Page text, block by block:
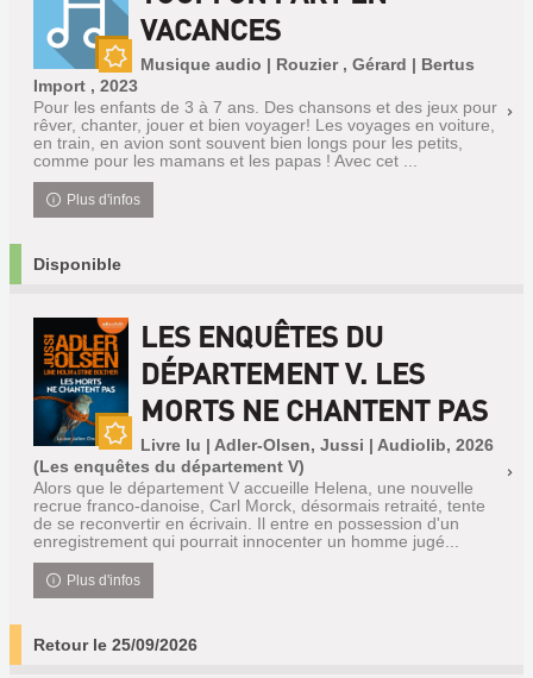
Nouveauté
VACANCES
Musique audio | Rouzier , Gérard | Bertus
Import , 2023
Pour les enfants de 3 à 7 ans. Des chansons et des jeux pour
rêver, chanter, jouer et bien voyager! Les voyages en voiture,
en train, en avion sont souvent bien longs pour les petits,
comme pour les mamans et les papas ! Avec cet ...
Plus d'infos
Disponible
Nouveauté
LES ENQUÊTES DU
DÉPARTEMENT V. LES
MORTS NE CHANTENT PAS
Livre lu | Adler-Olsen, Jussi | Audiolib, 2026
(Les enquêtes du département V)
Alors que le département V accueille Helena, une nouvelle
recrue franco-danoise, Carl Morck, désormais retraité, tente
de se reconvertir en écrivain. Il entre en possession d'un
enregistrement qui pourrait innocenter un homme jugé...
Plus d'infos
Retour le 25/09/2026